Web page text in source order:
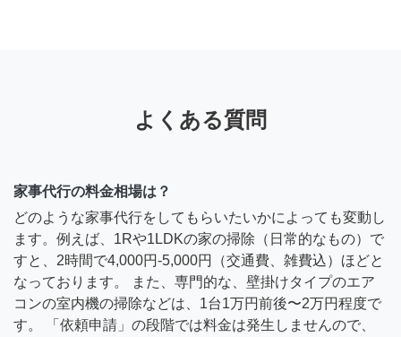
よくある質問
家事代行の料金相場は？
どのような家事代行をしてもらいたいかによっても変動し
ます。例えば、1Rや1LDKの家の掃除（日常的なもの）で
すと、2時間で4,000円-5,000円（交通費、雑費込）ほどと
なっております。 また、専門的な、壁掛けタイプのエア
コンの室内機の掃除などは、1台1万円前後〜2万円程度で
す。 「依頼申請」の段階では料金は発生しませんので、